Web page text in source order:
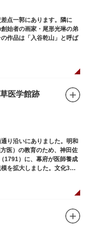
点一郭にあります。隣に
始者の画家・尾形光琳の弟
作品は「入谷乾山」と呼ば
医学館跡
り沿いにありました。明和
医）の教育のため、神田佐
1791）に、幕府が医師養成
を拡大しました。文化3年
向柳原一丁目に移転、再建
に至る日本の医学振興に貢